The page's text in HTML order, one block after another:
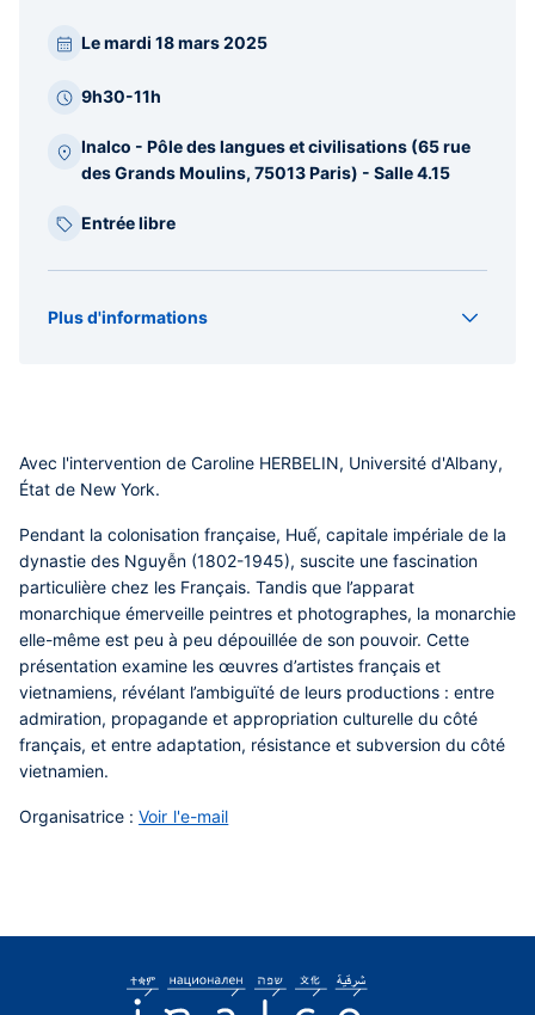
Paragraphes
barreLe mardi 18 mars 2025
9h30-11h
Inalco - Pôle des langues et civilisations (65 rue
des Grands Moulins, 75013 Paris) - Salle 4.15
Entrée libre
Plus d'informations
Avec l'intervention de Caroline HERBELIN, Université d'Albany,
État de New York.
Pendant la colonisation française, Huế, capitale impériale de la
dynastie des Nguyễn (1802-1945), suscite une fascination
particulière chez les Français. Tandis que l’apparat
monarchique émerveille peintres et photographes, la monarchie
elle-même est peu à peu dépouillée de son pouvoir. Cette
présentation examine les œuvres d’artistes français et
vietnamiens, révélant l’ambiguïté de leurs productions : entre
admiration, propagande et appropriation culturelle du côté
français, et entre adaptation, résistance et subversion du côté
vietnamien.
Organisatrice : Voir l'e-mail